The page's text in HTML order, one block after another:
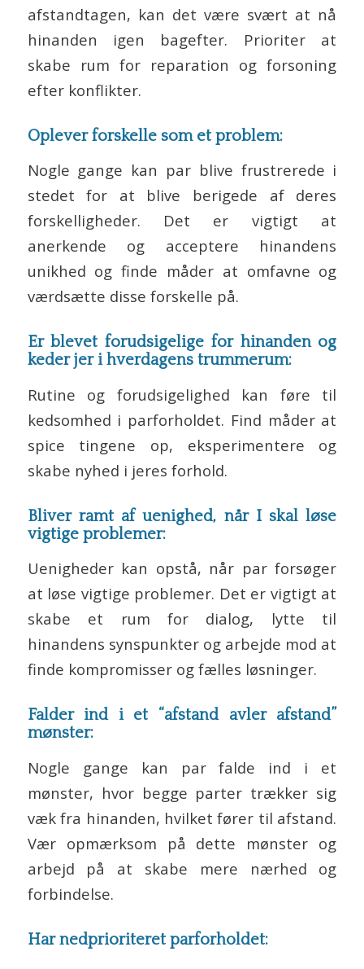
afstandtagen, kan det være svært at nå
hinanden igen bagefter. Prioriter at
skabe rum for reparation og forsoning
efter konflikter.
Oplever forskelle som et problem:
Nogle gange kan par blive frustrerede i
stedet for at blive berigede af deres
forskelligheder. Det er vigtigt at
anerkende og acceptere hinandens
unikhed og finde måder at omfavne og
værdsætte disse forskelle på.
Er blevet forudsigelige for hinanden og
keder jer i hverdagens trummerum:
Rutine og forudsigelighed kan føre til
kedsomhed i parforholdet. Find måder at
spice tingene op, eksperimentere og
skabe nyhed i jeres forhold.
Bliver ramt af uenighed, når I skal løse
vigtige problemer:
Uenigheder kan opstå, når par forsøger
at løse vigtige problemer. Det er vigtigt at
skabe et rum for dialog, lytte til
hinandens synspunkter og arbejde mod at
finde kompromisser og fælles løsninger.
Falder ind i et “afstand avler afstand”
mønster:
Nogle gange kan par falde ind i et
mønster, hvor begge parter trækker sig
væk fra hinanden, hvilket fører til afstand.
Vær opmærksom på dette mønster og
arbejd på at skabe mere nærhed og
forbindelse.
Har nedprioriteret parforholdet: